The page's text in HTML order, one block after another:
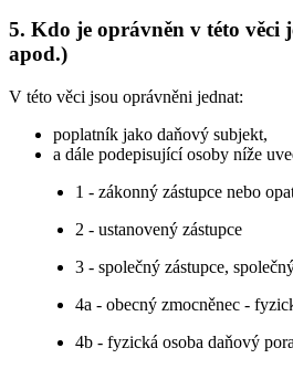
5. Kdo je oprávněn v této věci
apod.)
V této věci jsou oprávněni jednat:
poplatník jako daňový subjekt,
a dále podepisující osoby níže
1 - zákonný zástupce nebo
2 - ustanovený zástupce
3 - společný zástupce,
4a - obecný zmocněnec -
4b - fyzická osoba daňový